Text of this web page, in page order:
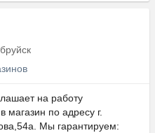
на работу
магазин по адресу г.
Мы гарантируем: